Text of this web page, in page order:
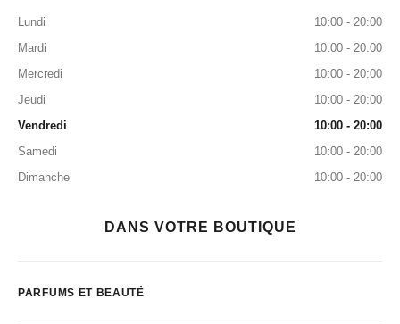
Lundi
10:00 - 20:00
Mardi
10:00 - 20:00
Mercredi
10:00 - 20:00
Jeudi
10:00 - 20:00
Vendredi
10:00 - 20:00
Samedi
10:00 - 20:00
Dimanche
10:00 - 20:00
DANS VOTRE BOUTIQUE
PARFUMS ET BEAUTÉ